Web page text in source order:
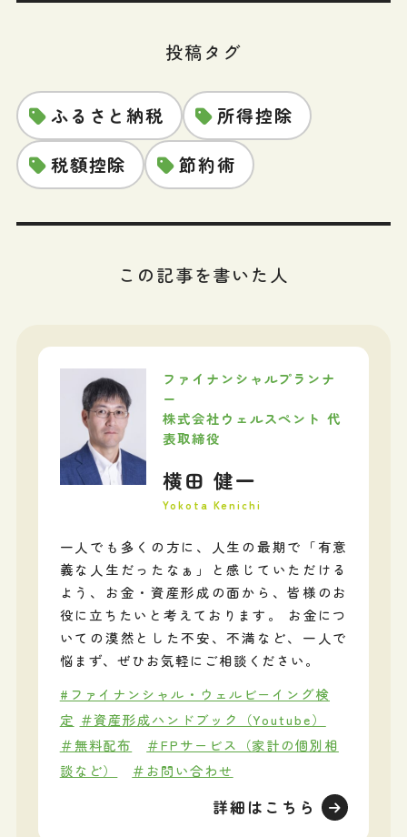
投稿タグ
ふるさと納税
所得控除
税額控除
節約術
この記事を書いた人
ファイナンシャルプランナ
ー
株式会社ウェルスペント 代
表取締役
横田 健一
Yokota Kenichi
一人でも多くの方に、人生の最期で「有意
義な人生だったなぁ」と感じていただける
よう、お金・資産形成の面から、皆様のお
役に立ちたいと考えております。 お金につ
いての漠然とした不安、不満など、一人で
悩まず、ぜひお気軽にご相談ください。
#ファイナンシャル・ウェルビーイング検
定 ＃資産形成ハンドブック（Youtube）
＃無料配布
＃FPサービス（家計の個別相
談など）
＃お問い合わせ
詳細はこちら